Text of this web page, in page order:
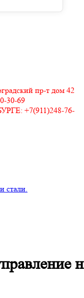
пр-т дом 42
30-69
+7(911)248-76-
стали.